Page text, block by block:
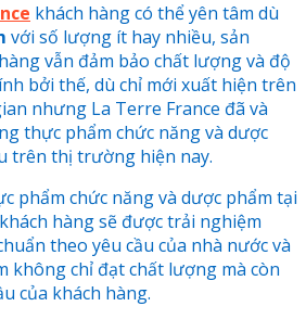
khách hàng có thể yên tâm dù
với số lượng ít hay nhiều, sản
vẫn đảm bảo chất lượng và độ
bởi thế, dù chỉ mới xuất hiện trên
nhưng La Terre France đã và
thực phẩm chức năng và dược
trên thị trường hiện nay.
phẩm chức năng và dược phẩm tại
hàng sẽ được trải nghiệm
theo yêu cầu của nhà nước và
không chỉ đạt chất lượng mà còn
của khách hàng.